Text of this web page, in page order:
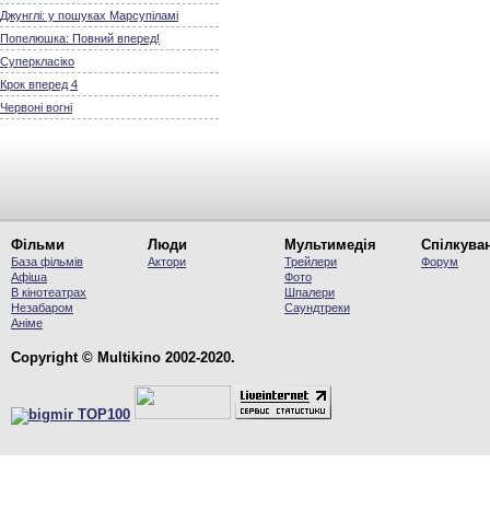
Джунглі: у пошуках Марсупіламі
Попелюшка: Повний вперед!
Суперкласіко
Крок вперед 4
Червоні вогні
Фільми
База фільмів
Афіша
В кінотеатрах
Незабаром
Аніме
Люди
Актори
Мультимедія
Трейлери
Фото
Шпалери
Саундтреки
Форум
Copyright © Multikino 2002-2020.